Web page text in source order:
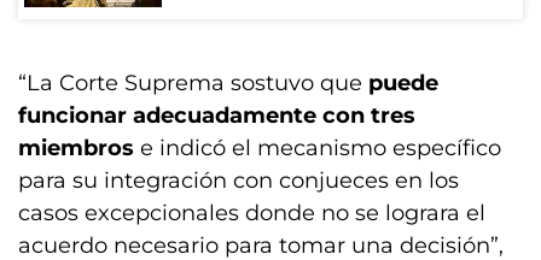
“La Corte Suprema sostuvo que puede
funcionar adecuadamente con tres
miembros e indicó el mecanismo específico
para su integración con conjueces en los
casos excepcionales donde no se lograra el
acuerdo necesario para tomar una decisión”,